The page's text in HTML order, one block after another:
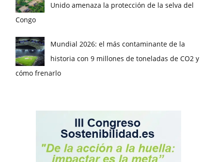
Unido amenaza la protección de la selva del
Congo
Mundial 2026: el más contaminante de la
historia con 9 millones de toneladas de CO2 y
cómo frenarlo